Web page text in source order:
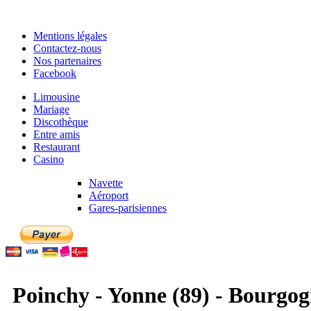
Mentions légales
Contactez-nous
Nos partenaires
Facebook
Limousine
Mariage
Discothèque
Entre amis
Restaurant
Casino
Navette
Aéroport
Gares-parisiennes
Poinchy - Yonne (89) -